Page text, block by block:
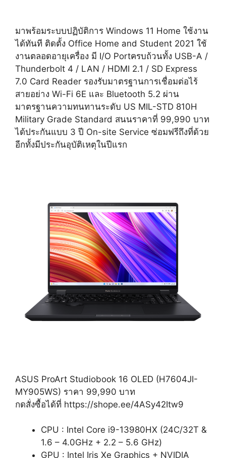
มาพร้อมระบบปฏิบัติการ Windows 11 Home ใช้งาน
ได้ทันที ติดตั้ง Office Home and Student 2021 ใช้
งานตลอดอายุเครื่อง มี I/O Portครบถ้วนทั้ง USB-A /
Thunderbolt 4 / LAN / HDMI 2.1 / SD Express
7.0 Card Reader รองรับมาตรฐานการเชื่อมต่อไร้
สายอย่าง Wi-Fi 6E และ Bluetooth 5.2 ผ่าน
มาตรฐานความทนทานระดับ US MIL-STD 810H
Military Grade Standard สนนราคาที่ 99,990 บาท
ได้ประกันแบบ 3 ปี On-site Service ซ่อมฟรีถึงที่ด้วย
อีกทั้งมีประกันอุบัติเหตุในปีแรก
ASUS ProArt Studiobook 16 OLED (H7604JI-
MY905WS) ราคา 99,990 บาท
กดสั่งซื้อได้ที่ https://shope.ee/4ASy42Itw9
CPU : Intel Core i9-13980HX (24C/32T &
1.6 – 4.0GHz + 2.2 – 5.6 GHz)
GPU : Intel Iris Xe Graphics + NVIDIA